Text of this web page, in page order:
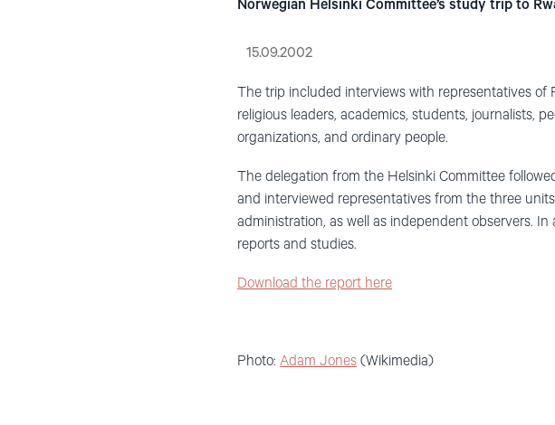
Norwegian Helsinki Committee’s study trip to
15.09.2002
The trip included interviews with representatives of
religious leaders, academics, students, journalists,
organizations, and ordinary people.
The delegation from the Helsinki Committee
and interviewed representatives from the three
administration, as well as independent observers.
reports and studies.
Download the report here
Photo: Adam Jones (Wikimedia)